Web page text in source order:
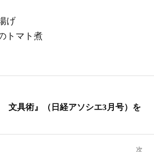
げ
トマト煮
文具術』（日経アソシエ3月号）を
次